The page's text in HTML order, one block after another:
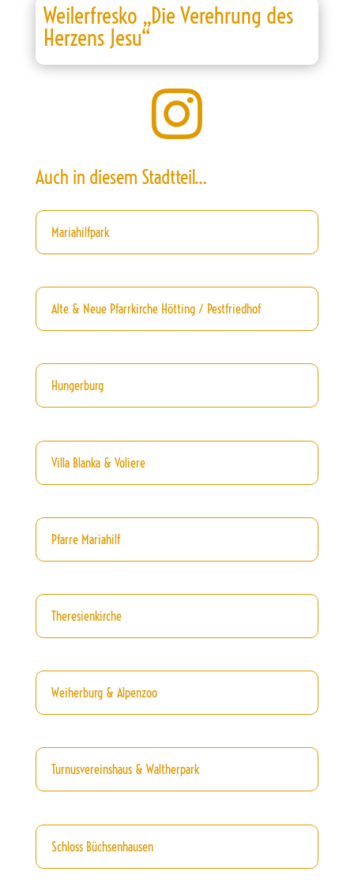
Weilerfresko „Die Verehrung des
Herzens Jesu“

Auch in diesem Stadtteil…
Mariahilfpark
Alte & Neue Pfarrkirche Hötting / Pestfriedhof
Hungerburg
Villa Blanka & Voliere
Pfarre Mariahilf
Theresienkirche
Weiherburg & Alpenzoo
Turnusvereinshaus & Waltherpark
Schloss Büchsenhausen